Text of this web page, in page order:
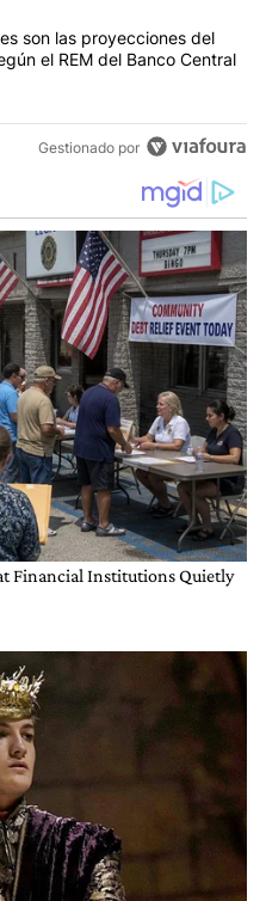
"Inflación y dólar: cuáles
son las proyecciones del
el REM del Banco Central
Gestionado por